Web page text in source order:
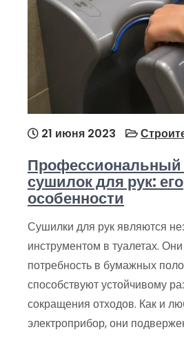
21 июня 2023
Профессиональный
сушилок для рук: его
особенности
Сушилки для рук являются
инструментом в туалетах.
потребность в бумажных
способствуют устойчивому
сокращения отходов. Как и
электроприбор, они